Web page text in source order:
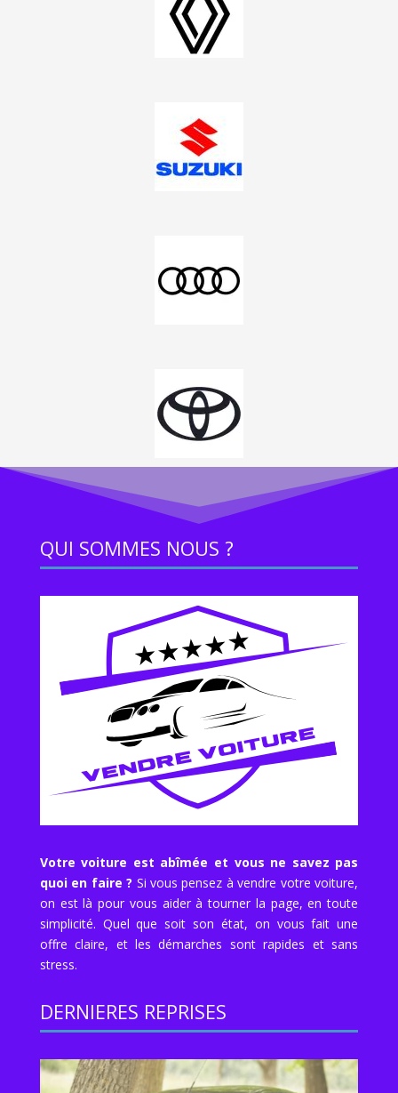
QUI SOMMES NOUS ?
Votre voiture est abîmée et vous ne savez pas
quoi en faire ? Si vous pensez à vendre votre voiture,
on est là pour vous aider à tourner la page, en toute
simplicité. Quel que soit son état, on vous fait une
offre claire, et les démarches sont rapides et sans
stress.
DERNIERES REPRISES